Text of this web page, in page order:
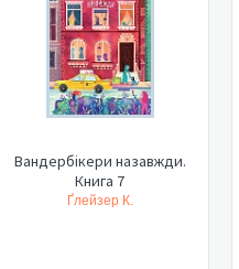
Вандербікери назавжди.
Книга 7
Ґлейзер К.